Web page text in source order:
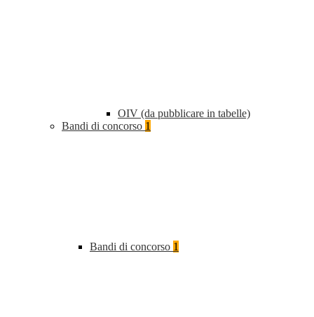
OIV (da pubblicare in tabelle)
Bandi di concorso 1
Bandi di concorso 1